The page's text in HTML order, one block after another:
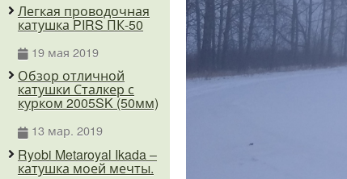
Легкая проводочная
катушка PIRS ПК-50
19 мая 2019
Обзор отличной
катушки Сталкер с
курком 2005SK (50мм)
13 мар. 2019
Ryobi Metaroyal Ikada –
катушка моей мечты.